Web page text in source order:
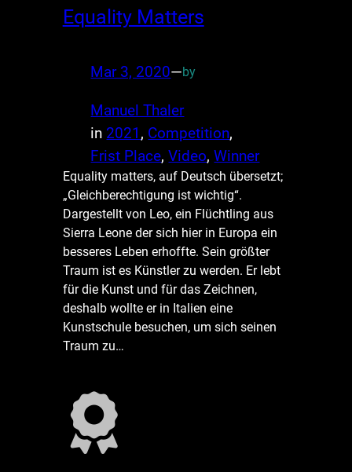
Equality Matters
Mar 3, 2020—by
Manuel Thaler
in 2021 , Competition
Frist Place, Video, Winner
Equality matters, auf Deutsch übersetzt;
„Gleichberechtigung ist wichtig“.
Dargestellt von Leo, ein Flüchtling aus
Sierra Leone der sich hier in Europa ein
besseres Leben erhoffte. Sein größter
Traum ist es Künstler zu werden. Er lebt
für die Kunst und für das Zeichnen,
deshalb wollte er in Italien eine
Kunstschule besuchen, um sich seinen
Traum zu…